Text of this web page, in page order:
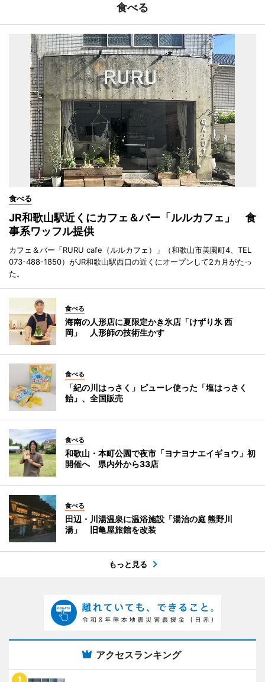
食べる
食べる
JR和歌山駅近くにカフェ＆バー「ルルカフェ」 食
事系ワッフル提供
カフェ＆バー「RURU cafe（ルルカフェ）」（和歌山市美園町4、TEL
073-488-1850）がJR和歌山駅西口の近くにオープンして2カ月がたっ
た。
食べる
海南の人形店に夏限定かき氷店「けずり氷 西
岡」 人形師の技術生かす
食べる
「紀の川はっさく」ピューレ使った「塩はっさく
飴」、全国販売
食べる
和歌山・本町公園で夜市「ヨナヨナエイギョウ」初
開催へ 県内外から33店
食べる
田辺・川湯温泉に温浴施設「湯治の庭 熊野川
湯」 旧亀屋旅館を改装
もっと見る
アクセスランキング